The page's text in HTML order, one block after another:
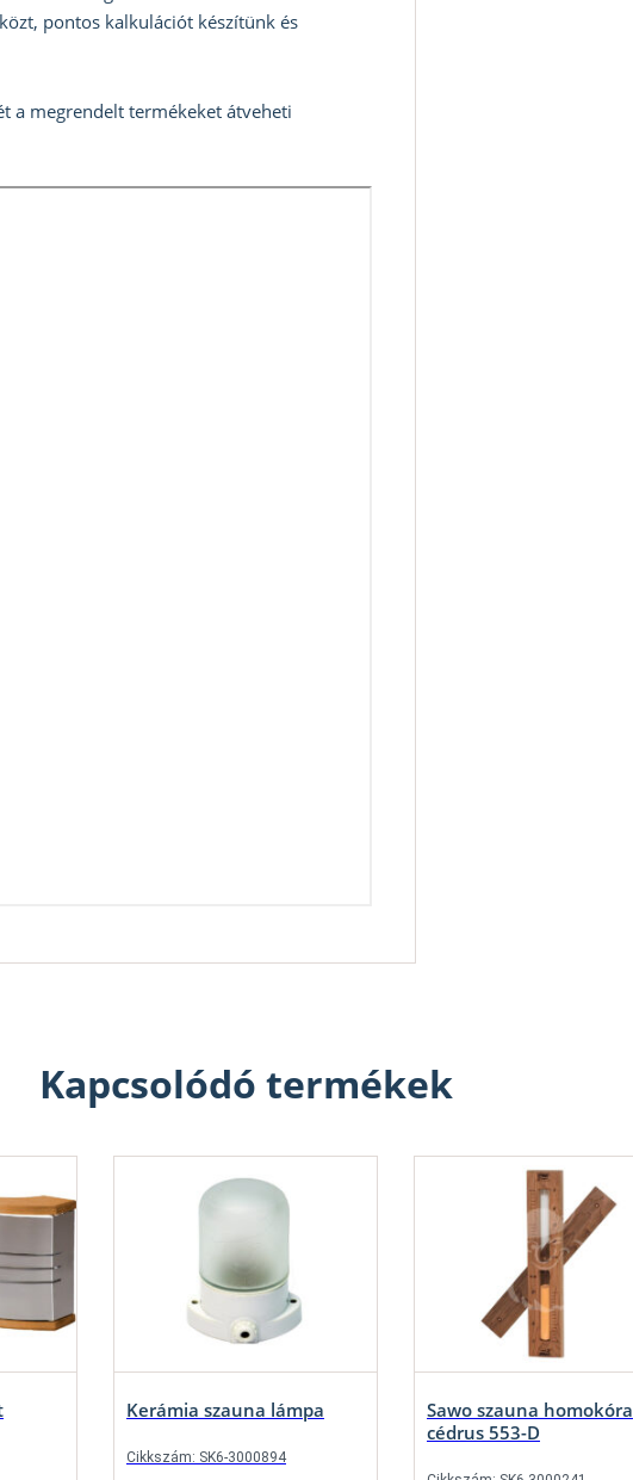
pontos kalkulációt készítünk és
a megrendelt termékeket átveheti
Kapcsolódó termékek
Kerámia szauna lámpa
Cikkszám: SK6-3000894
Sawo szauna homokóra
cédrus 553-D